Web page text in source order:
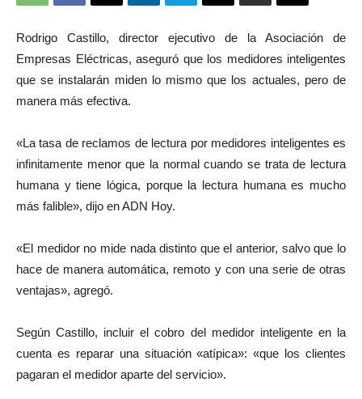
Rodrigo Castillo, director ejecutivo de la Asociación de
Empresas Eléctricas, aseguró que los medidores inteligentes
que se instalarán miden lo mismo que los actuales, pero de
manera más efectiva.
«La tasa de reclamos de lectura por medidores inteligentes es
infinitamente menor que la normal cuando se trata de lectura
humana y tiene lógica, porque la lectura humana es mucho
más falible», dijo en ADN Hoy.
«El medidor no mide nada distinto que el anterior, salvo que lo
hace de manera automática, remoto y con una serie de otras
ventajas», agregó.
Según Castillo, incluir el cobro del medidor inteligente en la
cuenta es reparar una situación «atípica»: «que los clientes
pagaran el medidor aparte del servicio».